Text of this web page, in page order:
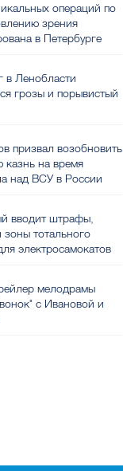
операций по
зрения
в Петербурге
в Ленобласти
грозы и порывистый
призвал возобновить
казнь на время
над ВСУ в России
вводит штрафы,
тотального
электросамокатов
мелодрамы
с Ивановой и